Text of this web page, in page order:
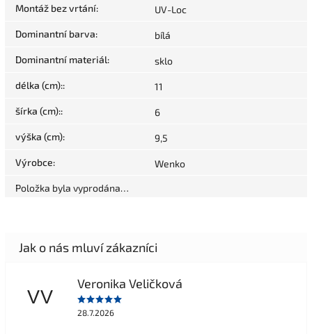
Montáž bez vrtání: UV-Loc
Dominantní barva: bílá
Dominantní materiál: sklo
délka (cm):: 11
šírka (cm):: 6
výška (cm): 9,5
Výrobce: Wenko
Položka byla vyprodána…
VV
Veronika Veličková
28.7.2026